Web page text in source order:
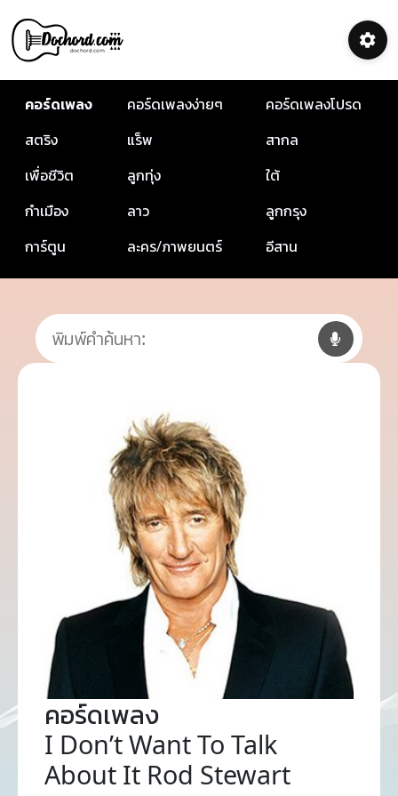
คอร์ดเพลง คอร์ดเพลงง่ายๆ
คอร์ดเพลงโปรด
สตริง
แร็พ
สากล
เพื่อชีวิต
ลูกทุ่ง
ใต้
กำเมือง
ลาว
ลูกกรุง
การ์ตูน
ละคร/ภาพยนตร์ อีสาน
คอร์ดเพลง
I Don’t Want To Talk
About It Rod Stewart